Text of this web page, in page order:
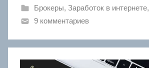
Брокеры, Заработок в интернете,
9 комментариев